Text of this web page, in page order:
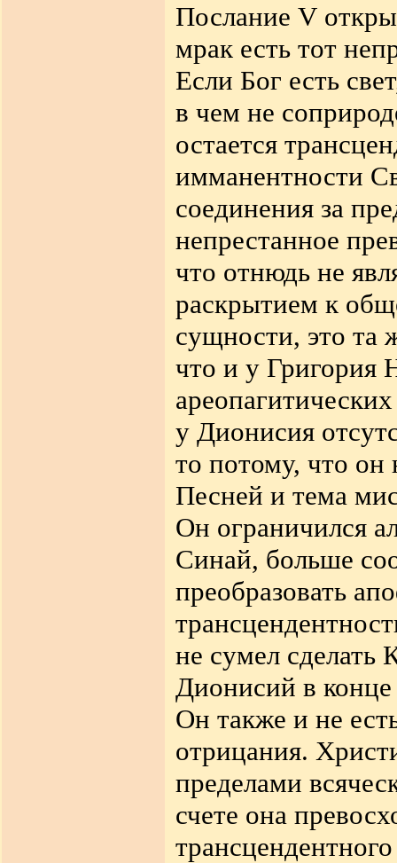
Послание V
мрак есть тот
Если Бог есть
в чем не
остается
имманентности
соединения за
непрестанное
что отнюдь не
раскрытием к
сущности, это та
что и у Григория
у Дионисия
то потому, что он
Песней и тема
Он ограничился
Синай, больше
преобразовать
не сумел сделать
Дионисий в конце
Он также и не
отрицания.
пределами
счете она